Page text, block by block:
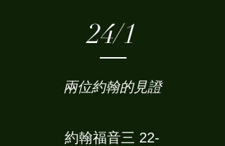
24/1
兩位約翰的見證
約翰福音三 22-